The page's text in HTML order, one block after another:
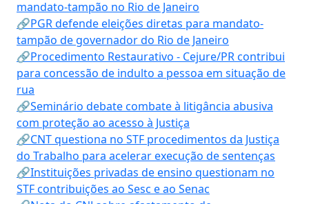
mandato-tampão no Rio de Janeiro
🔗PGR defende eleições diretas para mandato-
tampão de governador do Rio de Janeiro
🔗Procedimento Restaurativo - Cejure/PR contribui
para concessão de indulto a pessoa em situação de
rua
🔗Seminário debate combate à litigância abusiva
com proteção ao acesso à Justiça
🔗CNT questiona no STF procedimentos da Justiça
do Trabalho para acelerar execução de sentenças
🔗Instituições privadas de ensino questionam no
STF contribuições ao Sesc e ao Senac